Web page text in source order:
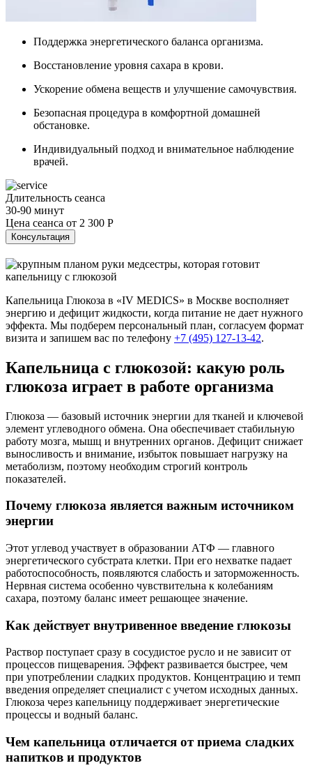
Поддержка энергетического баланса организма.
Восстановление уровня сахара в крови.
Ускорение обмена веществ и улучшение самочувствия.
Безопасная процедура в комфортной домашней
обстановке.
Индивидуальный подход и внимательное наблюдение
врачей.
Длительность сеанса
30-90 минут
Цена сеанса от 2 300 Р
Консультация
Капельница Глюкоза в «IV MEDICS» в Москве восполняет
энергию и дефицит жидкости, когда питание не дает нужного
эффекта. Мы подберем персональный план, согласуем формат
визита и запишем вас по телефону +7 (495) 127-13-42.
Капельница с глюкозой: какую роль
глюкоза играет в работе организма
Глюкоза — базовый источник энергии для тканей и ключевой
элемент углеводного обмена. Она обеспечивает стабильную
работу мозга, мышц и внутренних органов. Дефицит снижает
выносливость и внимание, избыток повышает нагрузку на
метаболизм, поэтому необходим строгий контроль
показателей.
Почему глюкоза является важным источником
энергии
Этот углевод участвует в образовании АТФ — главного
энергетического субстрата клетки. При его нехватке падает
работоспособность, появляются слабость и заторможенность.
Нервная система особенно чувствительна к колебаниям
сахара, поэтому баланс имеет решающее значение.
Как действует внутривенное введение глюкозы
Раствор поступает сразу в сосудистое русло и не зависит от
процессов пищеварения. Эффект развивается быстрее, чем
при употреблении сладких продуктов. Концентрацию и темп
введения определяет специалист с учетом исходных данных.
Глюкоза через капельницу поддерживает энергетические
процессы и водный баланс.
Чем капельница отличается от приема сладких
напитков и продуктов